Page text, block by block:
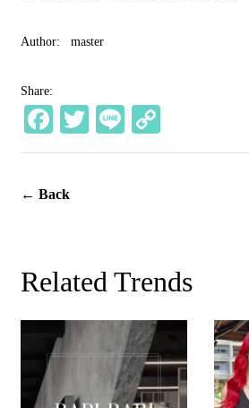
Author: master
Share:
Fa
ce
ok
T
wi
Li
ne op
← Back
Related Trends